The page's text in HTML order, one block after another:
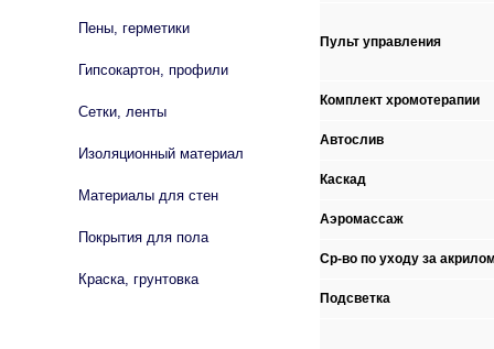
Пульт управления
Комплект хромотерапии
Автослив
Каскад
Аэромассаж
Ср-во по уходу за
Подсветка
Пены, герметики
Гипсокартон, профили
Сетки, ленты
Изоляционный материал
Материалы для стен
Покрытия для пола
Краска, грунтовка